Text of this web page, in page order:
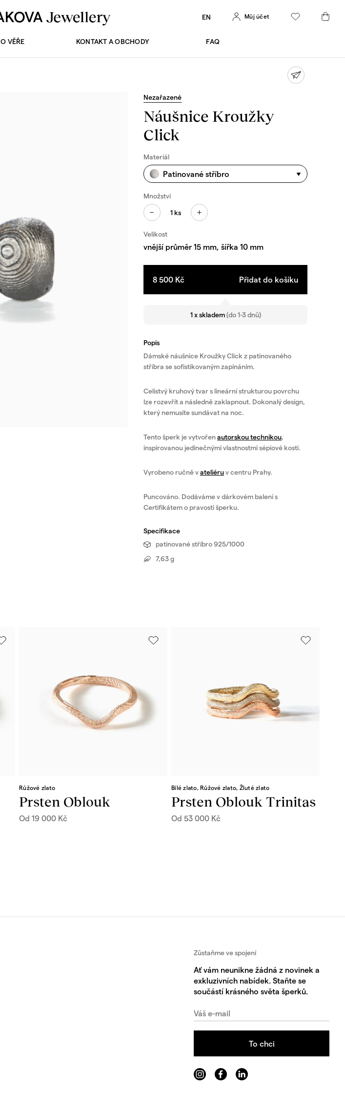
EN Můj účet
O VĚŘE KONTAKT A OBCHODY FAQ
Nezařazené
Náušnice Kroužky
Click
Materiál
Patinované stříbro
Množství
1ks
Velikost
vnější průměr 15 mm, šířka 10 mm
8 500 Kč Přidat do košíku
1 x skladem(do 1-3 dnů)
Popis
Dámské náušnice Kroužky Click z patinovaného
stříbra se sofistikovaným zapínáním.
Celistvý kruhový tvar s lineární strukturou povrchu
lze rozevřít a následně zaklapnout. Dokonalý design,
který nemusíte sundávat na noc.
Tento šperk je vytvořenautorskou technikou,
inspirovanou jedinečnými vlastnostmi sépiové kosti.
Vyrobeno ručně vateliéruv centru Prahy.
Puncováno. Dodáváme v dárkovém balení s
Certifikátem o pravosti šperku.
Specifikace
patinované stříbro 925/1000
7,63 g
Růžové zlato
Prsten Oblouk
Od 19 000 Kč
Bílé zlato, Růžové zlato, Žluté zlato
Prsten Oblouk Trinitas
Od 53 000 Kč
Zůstaňme ve spojení
Ať vám neunikne žádná z novinek a
exkluzivních nabídek. Staňte se
součástí krásného světa šperků.